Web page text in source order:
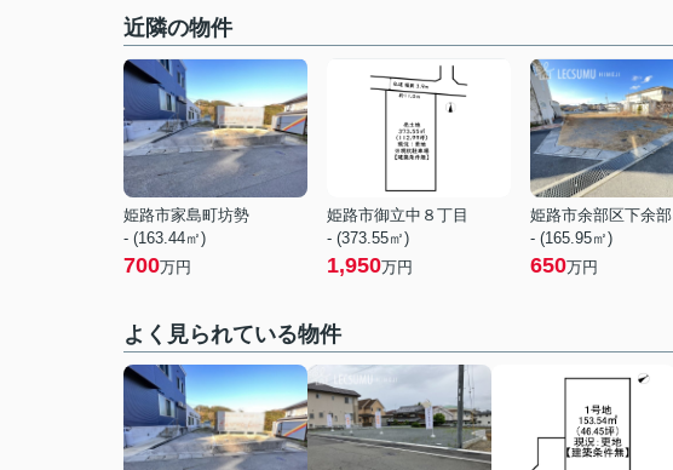
近隣の物件
姫路市家島町坊勢
- (163.44㎡)
700万円
姫路市御立中８丁目
- (373.55㎡)
1,950万円
姫路市余部区下余部
- (165.95㎡)
650万円
よく見られている物件